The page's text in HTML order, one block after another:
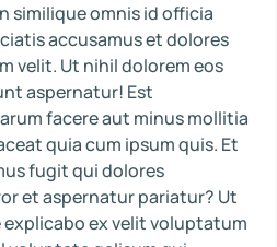
similique omnis id officia
accusamus et dolores
velit. Ut nihil dolorem eos
aspernatur! Est
facere aut minus mollitia
quia cum ipsum quis. Et
fugit qui dolores
et aspernatur pariatur? Ut
ex velit voluptatum